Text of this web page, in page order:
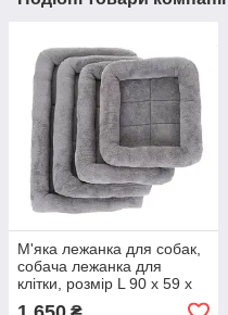
М'яка лежанка для собак,
собача лежанка для
клітки, розмір L 90 х 59 х
10 см